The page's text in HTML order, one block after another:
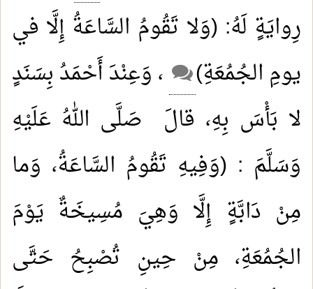
رِوايَةٍ لَهُ: (وَلا تَقُومُ السَّاعَةُ إِلَّا في
يومِ الجُمُعَةِ)
، وَعِنْدَ أَحْمَدُ بِسَنَدٍ
لا بَأْسَ بِهِ، قالَ صَلَّى اللهُ عَلَيْهِ
وَسَلَّمَ : (وَفِيهِ تَقُومُ السَّاعَةُ، وَما
مِنْ دَابَّةٍ إِلَّا وَهِيَ مُسِيخَةٌ يَوْمَ
الجُمُعَةِ، مِنْ حِينِ تُصْبِحُ حَتَّى